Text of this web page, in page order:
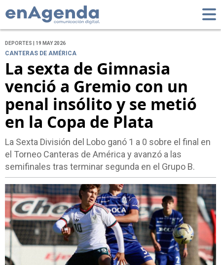
DEPORTES | 19 MAY 2026
CANTERAS DE AMÉRICA
La sexta de Gimnasia
venció a Gremio con un
penal insólito y se metió
en la Copa de Plata
La Sexta División del Lobo ganó 1 a 0 sobre el final en
el Torneo Canteras de América y avanzó a las
semifinales tras terminar segunda en el Grupo B.